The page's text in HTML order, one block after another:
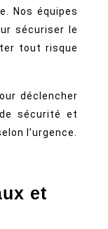
Nos équipes
sécuriser le
tout risque
déclencher
sécurité et
l’urgence.
et